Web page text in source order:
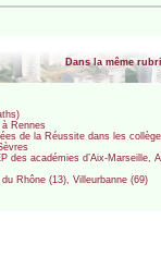
Dans la même
Rennes
de la Réussite dans les
académies d’Aix-
Rhône (13), Villeurbanne (69)